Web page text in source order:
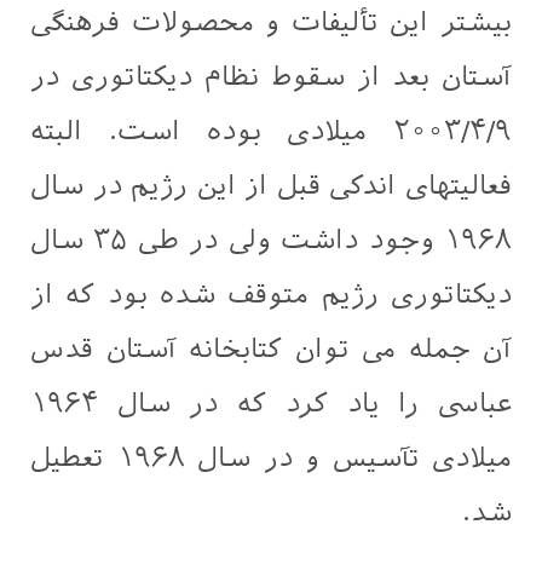
بیشتر این تألیفات و محصولات فرهنگی
آستان بعد از سقوط نظام دیکتاتوری در
۲۰۰۳/۴/۹ میلادی بوده است. البته
فعالیتهای اندکی قبل از این رژیم در سال
۱۹۶۸ وجود داشت ولی در طی ۳۵ سال
دیکتاتوری رژیم متوقف شده بود که از
آن جمله می توان کتابخانه آستان قدس
عباسی را یاد کرد که در سال ۱۹۶۴
ميلادی تآسیس و در سال ۱۹۶۸ تعطیل
شد.